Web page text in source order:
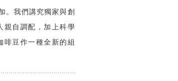
。我們講究獨家與創
親自調配，加上科學
啡豆作一種全新的組